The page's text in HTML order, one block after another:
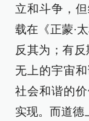
立和斗争，
载在《正蒙·
反其为；有
无上的宇宙
社会和谐的
实现。而道德